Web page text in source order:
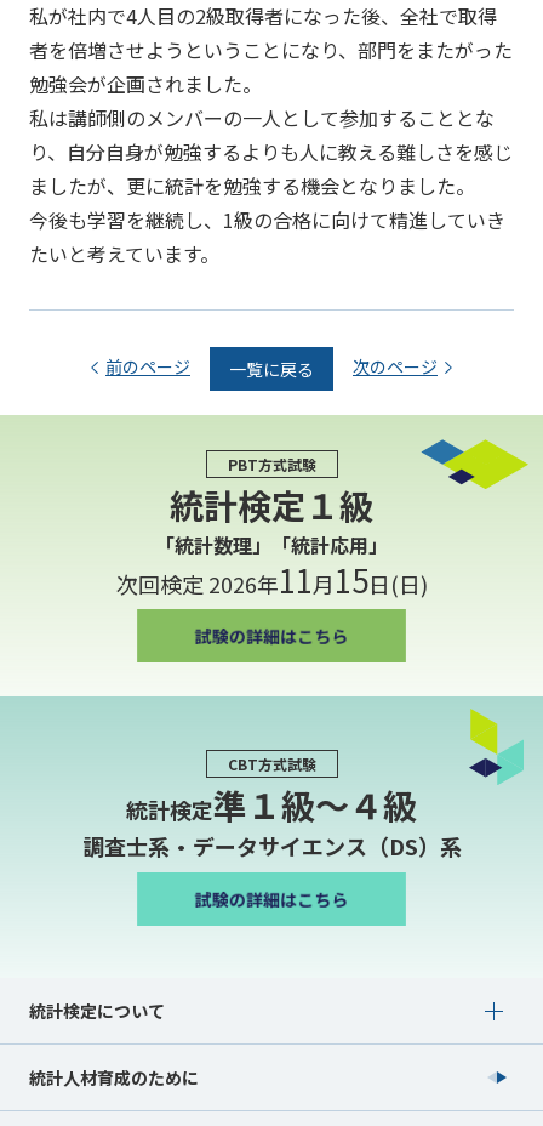
私が社内で4人目の2級取得者になった後、全社で取得
者を倍増させようということになり、部門をまたがった
勉強会が企画されました。
私は講師側のメンバーの一人として参加することとな
り、自分自身が勉強するよりも人に教える難しさを感じ
ましたが、更に統計を勉強する機会となりました。
今後も学習を継続し、1級の合格に向けて精進していき
たいと考えています。
前のページ 一覧に戻る 次のページ
PBT方式試験
統計検定１級
「統計数理」「統計応用」
次回検定 2026年11月15日(日)
CBT方式試験
統計検定準１級〜４級
調査士系・データサイエンス（DS）系
統計検定について
Show submenu for 統計検定について
統計人材育成のために